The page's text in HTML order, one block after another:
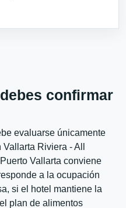
confirmar
evaluarse únicamente
Riviera - All
Vallarta conviene
a la ocupación
si el hotel mantiene la
plan de alimentos